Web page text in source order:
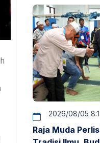
2026/08/05
Raja Muda